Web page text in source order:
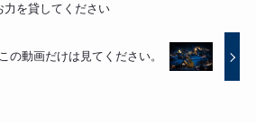
力を貸してください
の動画だけは見てください。